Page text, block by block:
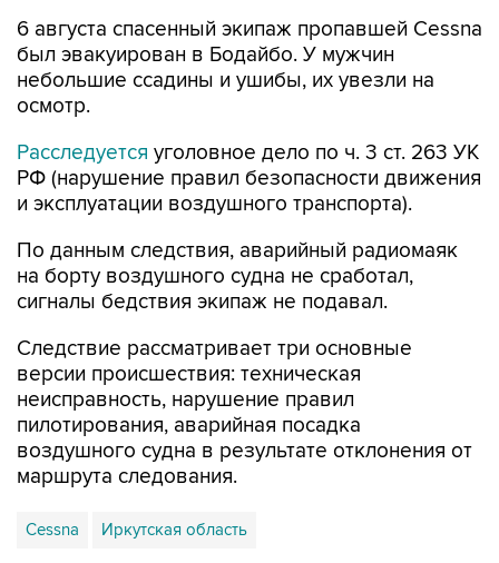
6 августа спасенный экипаж пропавшей Cessna
был эвакуирован в Бодайбо. У мужчин
небольшие ссадины и ушибы, их увезли на
осмотр.
Расследуется уголовное дело по ч. 3 ст. 263 УК
РФ (нарушение правил безопасности движения
и эксплуатации воздушного транспорта).
По данным следствия, аварийный радиомаяк
на борту воздушного судна не сработал,
сигналы бедствия экипаж не подавал.
Следствие рассматривает три основные
версии происшествия: техническая
неисправность, нарушение правил
пилотирования, аварийная посадка
воздушного судна в результате отклонения от
маршрута следования.
Cessna Иркутская область